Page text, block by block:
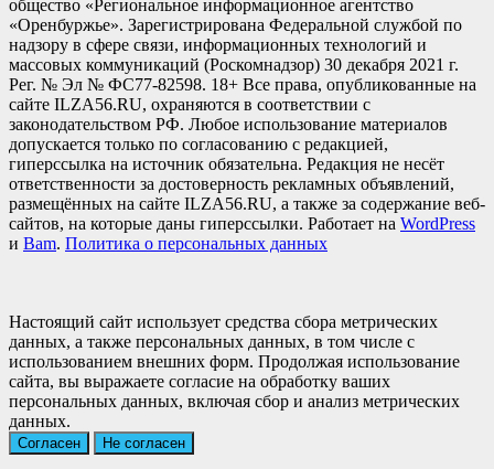
общество «Региональное информационное агентство
«Оренбуржье». Зарегистрирована Федеральной службой по
надзору в сфере связи, информационных технологий и
массовых коммуникаций (Роскомнадзор) 30 декабря 2021 г.
Рег. № Эл № ФС77-82598. 18+ Все права, опубликованные на
сайте ILZA56.RU, охраняются в соответствии с
законодательством РФ. Любое использование материалов
допускается только по согласованию с редакцией,
гиперссылка на источник обязательна. Редакция не несёт
ответственности за достоверность рекламных объявлений,
размещённых на сайте ILZA56.RU, а также за содержание веб-
сайтов, на которые даны гиперссылки. Работает на WordPress
и Bam. Политика о персональных данных
Настоящий сайт использует средства сбора метрических
данных, а также персональных данных, в том числе с
использованием внешних форм. Продолжая использование
сайта, вы выражаете согласие на обработку ваших
персональных данных, включая сбор и анализ метрических
данных.
Согласен Не согласен